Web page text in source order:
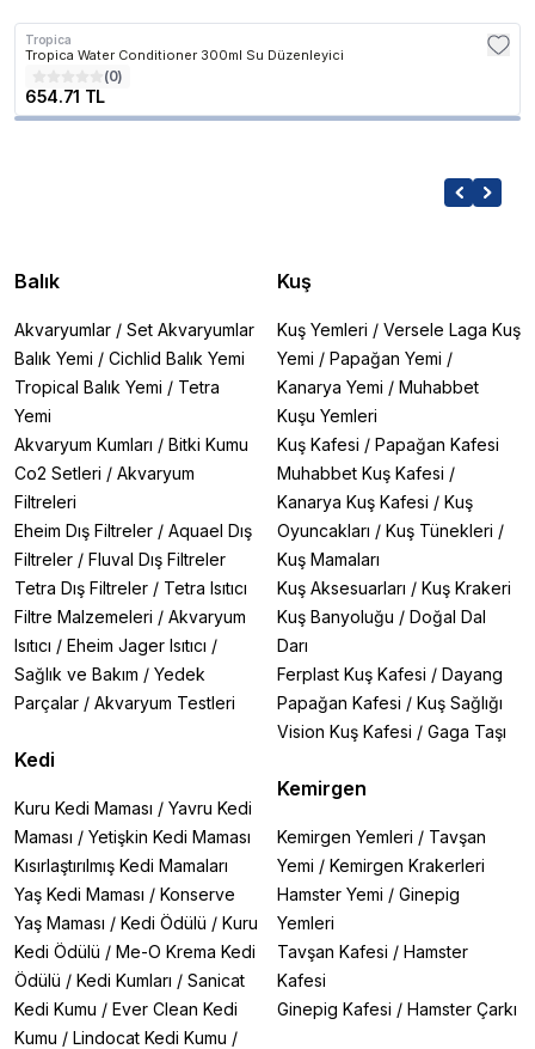
Tropica
Tropica Water Conditioner 300ml Su Düzenleyici
(0)
654.71 TL
Balık
Akvaryumlar / Set Akvaryumlar
Balık Yemi / Cichlid Balık Yemi
Tropical Balık Yemi / Tetra
Yemi
Akvaryum Kumları / Bitki Kumu
Co2 Setleri / Akvaryum
Filtreleri
Eheim Dış Filtreler / Aquael Dış
Filtreler / Fluval Dış Filtreler
Tetra Dış Filtreler / Tetra Isıtıcı
Filtre Malzemeleri / Akvaryum
Isıtıcı / Eheim Jager Isıtıcı /
Sağlık ve Bakım / Yedek
Parçalar / Akvaryum Testleri
Kedi
Kuru Kedi Maması / Yavru Kedi
Maması / Yetişkin Kedi Maması
Kısırlaştırılmış Kedi Mamaları
Yaş Kedi Maması / Konserve
Yaş Maması / Kedi Ödülü / Kuru
Kedi Ödülü / Me-O Krema Kedi
Ödülü / Kedi Kumları / Sanicat
Kedi Kumu / Ever Clean Kedi
Kumu / Lindocat Kedi Kumu /
Kuş
Kuş Yemleri / Versele Laga Kuş
Yemi / Papağan Yemi /
Kanarya Yemi / Muhabbet
Kuşu Yemleri
Kuş Kafesi / Papağan Kafesi
Muhabbet Kuş Kafesi /
Kanarya Kuş Kafesi / Kuş
Oyuncakları / Kuş Tünekleri /
Kuş Mamaları
Kuş Aksesuarları / Kuş Krakeri
Kuş Banyoluğu / Doğal Dal
Darı
Ferplast Kuş Kafesi / Dayang
Papağan Kafesi / Kuş Sağlığı
Vision Kuş Kafesi / Gaga Taşı
Kemirgen
Kemirgen Yemleri / Tavşan
Yemi / Kemirgen Krakerleri
Hamster Yemi / Ginepig
Yemleri
Tavşan Kafesi / Hamster
Kafesi
Ginepig Kafesi / Hamster Çarkı